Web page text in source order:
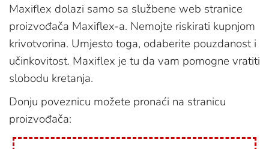
Maxiflex dolazi samo sa službene web stranice
proizvođača Maxiflex-a. Nemojte riskirati kupnjom
krivotvorina. Umjesto toga, odaberite pouzdanost i
učinkovitost. Maxiflex je tu da vam pomogne vratiti
slobodu kretanja.
Donju poveznicu možete pronaći na stranicu
proizvođača: